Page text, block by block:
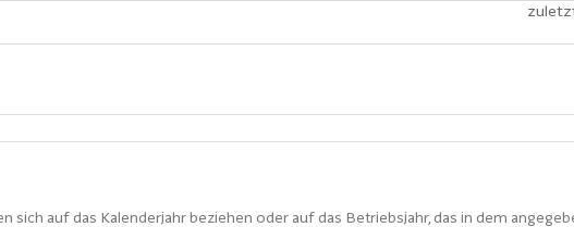
sich auf das Kalenderjahr beziehen oder auf das Betriebsjahr, das in dem